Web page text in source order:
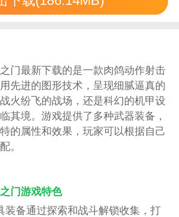
门最新下载的是一款肉鸽动作射击
先进的图形技术，呈现细腻逼真的
火纷飞的战场，还是科幻的机甲设
其境。游戏提供了多种武器装备，
的属性和效果，玩家可以根据自己
。
门游戏特色
装备通过探索和战斗解锁收集，打